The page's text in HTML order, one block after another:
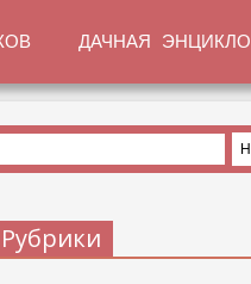
ДАЧНАЯ
Рубрики